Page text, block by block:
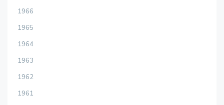
1966
1965
1964
1963
1962
1961